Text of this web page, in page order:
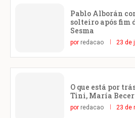
Pablo Alborán
solteiro após fim
Sesma
por redacao 23 de
O que está por
Tini, María
por redacao 23 de